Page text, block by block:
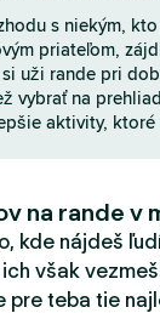
o
v
k
a
T
d
e
r
s niekým,
priateľom,
uži rande pri
vybrať na
aktivity, ktoré
na rande v
kde nájdeš
však
pre teba tie